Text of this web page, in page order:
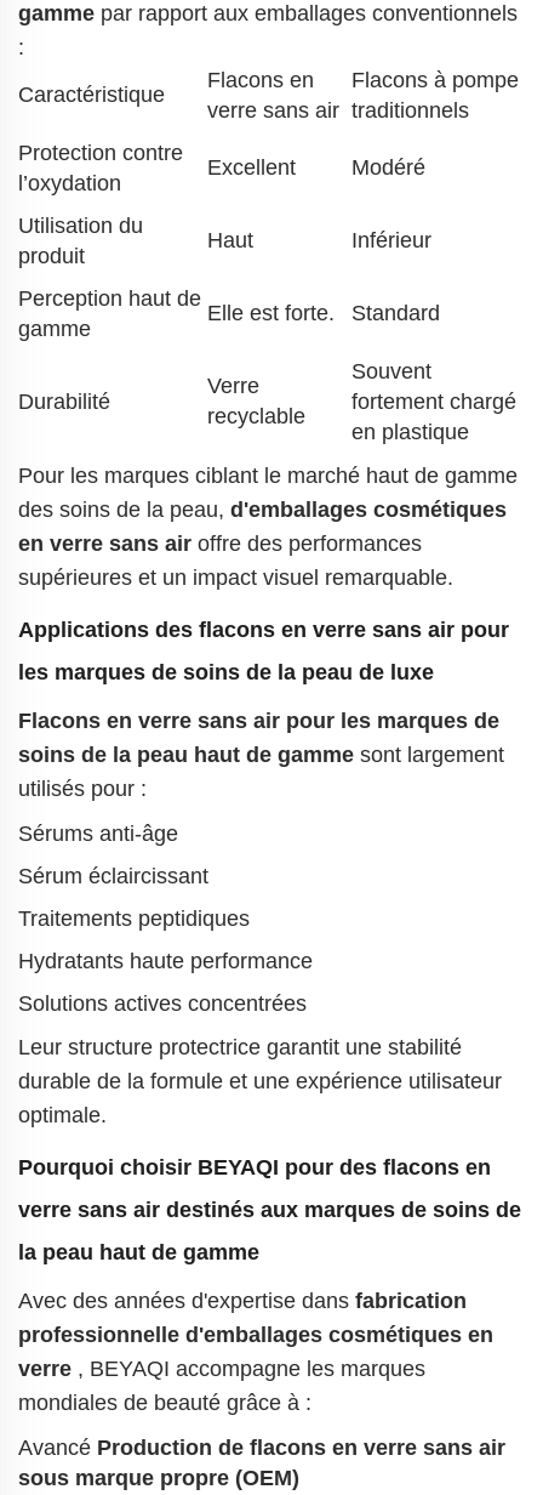
gamme par rapport aux emballages conventionnels
:
Caractéristique
Flacons en
verre sans air
Flacons à pompe
traditionnels
Protection contre
l’oxydation
Excellent Modéré
Utilisation du
produit
Haut Inférieur
Perception haut de
gamme
Elle est forte. Standard
Durabilité
Verre
recyclable
Souvent
fortement chargé
en plastique
Pour les marques ciblant le marché haut de gamme
des soins de la peau, d'emballages cosmétiques
en verre sans air offre des performances
supérieures et un impact visuel remarquable.
Applications des flacons en verre sans air pour
les marques de soins de la peau de luxe
Flacons en verre sans air pour les marques de
soins de la peau haut de gamme sont largement
utilisés pour :
Sérums anti-âge
Sérum éclaircissant
Traitements peptidiques
Hydratants haute performance
Solutions actives concentrées
Leur structure protectrice garantit une stabilité
durable de la formule et une expérience utilisateur
optimale.
Pourquoi choisir BEYAQI pour des flacons en
verre sans air destinés aux marques de soins de
la peau haut de gamme
Avec des années d'expertise dans fabrication
professionnelle d'emballages cosmétiques en
verre , BEYAQI accompagne les marques
mondiales de beauté grâce à :
Avancé Production de flacons en verre sans air
sous marque propre (OEM)